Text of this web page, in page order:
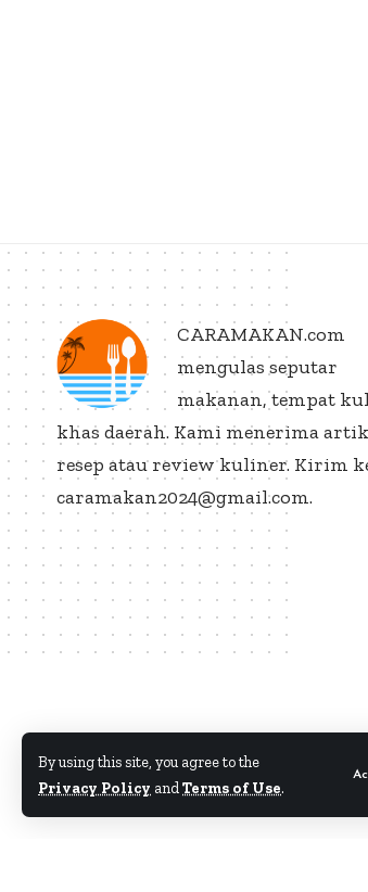
By using this site, you agree to the
Privacy Policy andTerms of Use.
CARAMAKAN.com
mengulas seputar
makanan, tempat
khas daerah. Kami menerima
resep atau review kuliner. Kirim
caramakan2024@gmail.com.